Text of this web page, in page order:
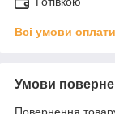
Всі умови оплати
Умови